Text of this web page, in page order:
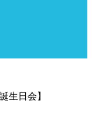
生日会】